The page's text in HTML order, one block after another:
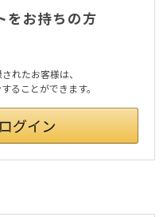
お持ちの方
れたお客様は、
ることができます。